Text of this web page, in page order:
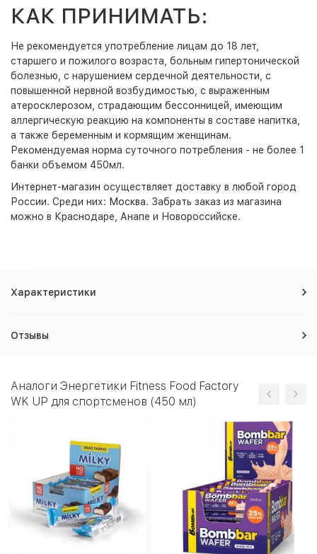
КАК ПРИНИМАТЬ:
Не рекомендуется употребление лицам до 18 лет,
старшего и пожилого возраста, больным гипертонической
болезнью, с нарушением сердечной деятельности, с
повышенной нервной возбудимостью, с выраженным
атеросклерозом, страдающим бессонницей, имеющим
аллергическую реакцию на компоненты в составе напитка,
а также беременным и кормящим женщинам.
Рекомендуемая норма суточного потребления - не более 1
банки объемом 450мл.
Интернет-магазин осуществляет доставку в любой город
России. Среди них: Москва. Забрать заказ из магазина
можно в Краснодаре, Анапе и Новороссийске.
Характеристики
Отзывы
Аналоги Энергетики Fitness Food Factory
WK UP для спортсменов (450 мл)